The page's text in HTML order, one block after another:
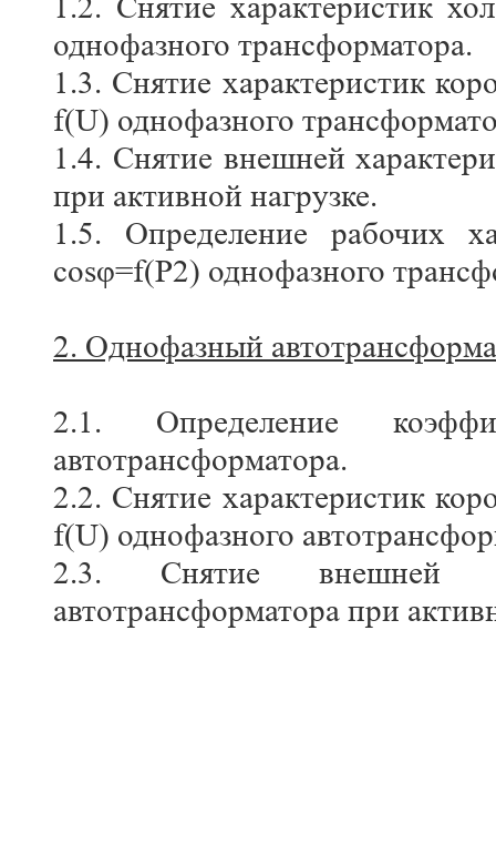
1.2. Снятие характеристик
однофазного трансформатора.
1.3. Снятие характеристик
f(U) однофазного
1.4. Снятие внешней
при активной нагрузке.
1.5. Определение рабочих
cosφ=f(P2) однофазного
2. Однофазный
2.1. Определение
автотрансформатора.
2.2. Снятие характеристик
f(U) однофазного
2.3. Снятие внешней
автотрансформатора при